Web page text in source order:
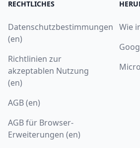
RECHTLICHES
Datenschutzbestimmungen
(en)
Richtlinien zur
akzeptablen Nutzung
(en)
AGB (en)
AGB für Browser-
Erweiterungen (en)
Wie